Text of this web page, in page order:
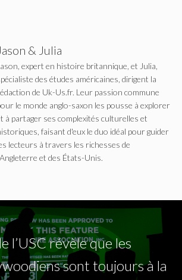
Jason & Julia
expert en histoire britannique, et Julia,
des études américaines, dirigent la
de Uk-Us.fr. Leur passion commune
le monde anglo-saxon les pousse à explorer
à partager ses complexités culturelles et
faisant d'eux le duo idéal pour guider
lecteurs à travers les richesses de
et des États-Unis.
l’USC révèle que les
sont toujours à la